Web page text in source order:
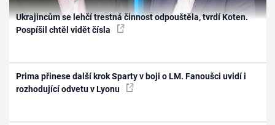
Ukrajincům se lehčí trestná činnost odpouštěla, tvrdí Koten.
Pospíšil chtěl vidět čísla
Prima přinese další krok Sparty v boji o LM. Fanoušci uvidí i
rozhodující odvetu v Lyonu